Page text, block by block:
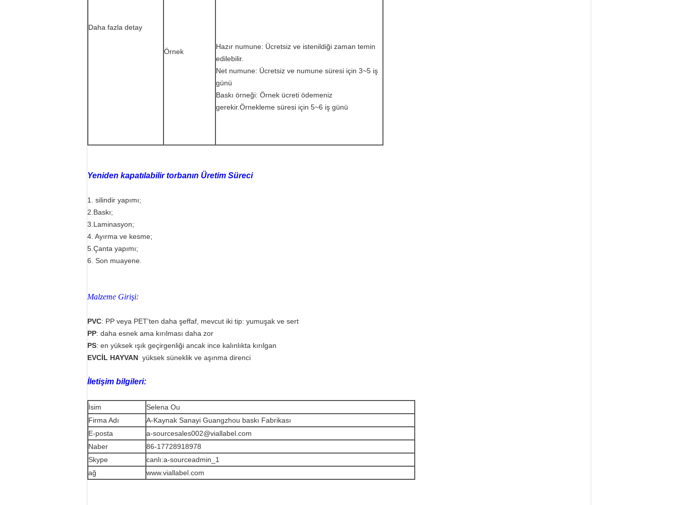
Daha fazla detay
Örnek
Hazır numune: Ücretsiz ve istenildiği zaman temin
edilebilir.
Net numune: Ücretsiz ve numune süresi için 3~5 iş
günü
Baskı örneği: Örnek ücreti ödemeniz
gerekir.Örnekleme süresi için 5~6 iş günü
Yeniden kapatılabilir torbanın Üretim Süreci
1. silindir yapımı;
2.Baskı;
3.Laminasyon;
4. Ayırma ve kesme;
5.Çanta yapımı;
6. Son muayene.
Malzeme Girişi:
PVC: PP veya PET'ten daha şeffaf, mevcut iki tip: yumuşak ve sert
PP: daha esnek ama kırılması daha zor
PS: en yüksek ışık geçirgenliği ancak ince kalınlıkta kırılgan
EVCİL HAYVAN: yüksek süneklik ve aşınma direnci
İletişim bilgileri:
İsim
Selena Ou
Firma Adı
A-Kaynak Sanayi Guangzhou baskı Fabrikası
E-posta
a-sourcesales002@viallabel.com
Naber
86-17728918978
Skype
canlı:a-sourceadmin_1
ağ
www.viallabel.com